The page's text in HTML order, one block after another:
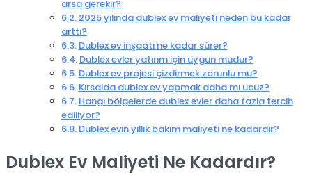
arsa gerekir?
2025 yılında dublex ev maliyeti neden bu kadar
arttı?
Dublex ev inşaatı ne kadar sürer?
Dublex evler yatırım için uygun mudur?
Dublex ev projesi çizdirmek zorunlu mu?
Kırsalda dublex ev yapmak daha mı ucuz?
Hangi bölgelerde dublex evler daha fazla tercih
ediliyor?
Dublex evin yıllık bakım maliyeti ne kadardır?
Dublex Ev Maliyeti Ne Kadardır?